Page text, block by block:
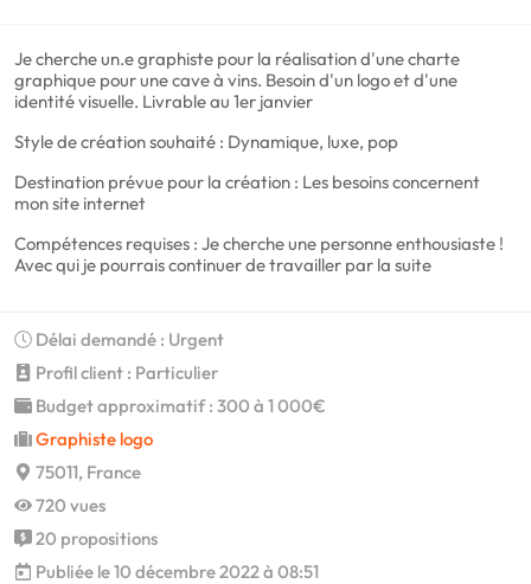
Je cherche un.e graphiste pour la réalisation d'une charte
graphique pour une cave à vins. Besoin d'un logo et d'une
identité visuelle. Livrable au 1er janvier
Style de création souhaité : Dynamique, luxe, pop
Destination prévue pour la création : Les besoins concernent
mon site internet
Compétences requises : Je cherche une personne enthousiaste !
Avec qui je pourrais continuer de travailler par la suite
Délai demandé : Urgent
Profil client : Particulier
Budget approximatif : 300 à 1 000€
Graphiste logo
75011, France
720 vues
20 propositions
Publiée le 10 décembre 2022 à 08:51